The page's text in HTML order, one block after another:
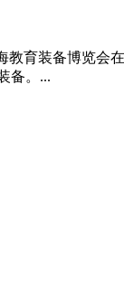
教育装备博览会
备。...